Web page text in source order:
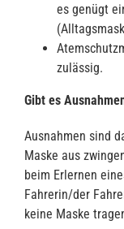
es genügt
zulässig.
Gibt es
Ausnahmen sind
Maske aus
beim Erlernen
Fahrerin/der
keine Maske